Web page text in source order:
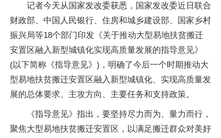
记者今天从国家发改委获悉，国家发改委近日联合
财政部、中国人民银行、住房和城乡建设部、国家乡村
振兴局等18个部门印发《关于推动大型易地扶贫搬迁
安置区融入新型城镇化实现高质量发展的指导意见》
(以下简称《指导意见》)，明确了今后一个时期推动大
型易地扶贫搬迁安置区融入新型城镇化、实现高质量发
展的总体要求、主攻方向、主要任务和支持政策。
《指导意见》指出，要坚持尽力而为、量力而行，
聚焦大型易地扶贫搬迁安置区，以满足搬迁群众对美好